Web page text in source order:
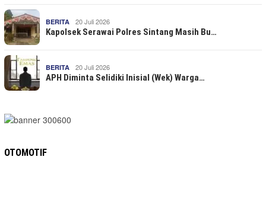
BERITA 20 Juli 2026
Kapolsek Serawai Polres Sintang Masih Bu…
BERITA 20 Juli 2026
APH Diminta Selidiki Inisial (Wek) Warga…
OTOMOTIF